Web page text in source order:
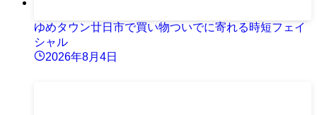
ゆめタウン廿日市で買い物ついでに寄れる時短フェイ
シャル
2026年8月4日